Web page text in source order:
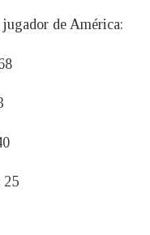
de América:
25